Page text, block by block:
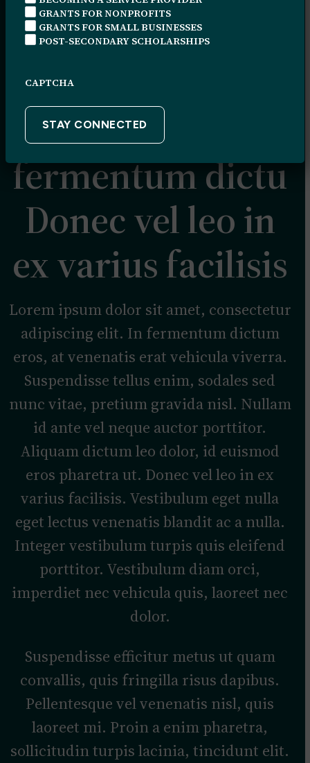
dolor sit amet,
consectetur
adipiscing elit in
fermentum dictu
Donec vel leo in
ex varius facilisis
Lorem ipsum dolor sit amet, consectetur
adipiscing elit. In fermentum dictum
eros, at venenatis erat vehicula viverra.
Suspendisse tellus enim, sodales sed
nunc vitae, pretium gravida nisl. Nullam
id ante vel neque auctor porttitor.
Aliquam dictum leo dolor, id euismod
eros pharetra ut. Donec vel leo in ex
varius facilisis. Vestibulum eget nulla
eget lectus venenatis blandit ac a nulla.
Integer vestibulum turpis quis eleifend
porttitor. Vestibulum diam orci,
imperdiet nec vehicula quis, laoreet nec
dolor.
Suspendisse efficitur metus ut quam
convallis, quis fringilla risus dapibus.
Pellentesque vel venenatis nisl, quis
laoreet mi. Proin a enim pharetra,
sollicitudin turpis lacinia, tincidunt elit.
GRANTS FOR NONPROFITS
GRANTS FOR SMALL BUSINESSES
POST-SECONDARY SCHOLARSHIPS
CAPTCHA